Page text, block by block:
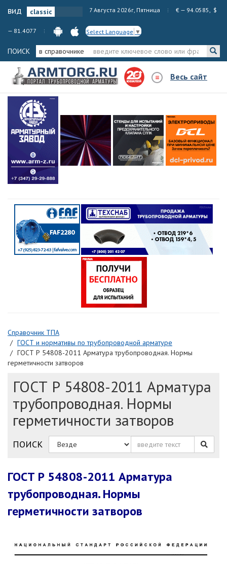
вид 7 Августа 2026г, Пятница € — 94.0585, $
— 81.4077 Select Language ▼
ПОИСК в справочнике
Весь сайт
Справочник ТПА
ГОСТ и нормативы по трубопроводной арматуре
ГОСТ Р 54808-2011 Арматура трубопроводная. Нормы
герметичности затворов
ГОСТ Р 54808-2011 Арматура
трубопроводная. Нормы
герметичности затворов
ПОИСК
ГОСТ Р 54808-2011 Арматура
трубопроводная. Нормы
герметичности затворов